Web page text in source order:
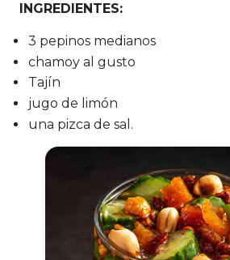
INGREDIENTES:
3 pepinos medianos
chamoy al gusto
Tajín
jugo de limón
una pizca de sal.